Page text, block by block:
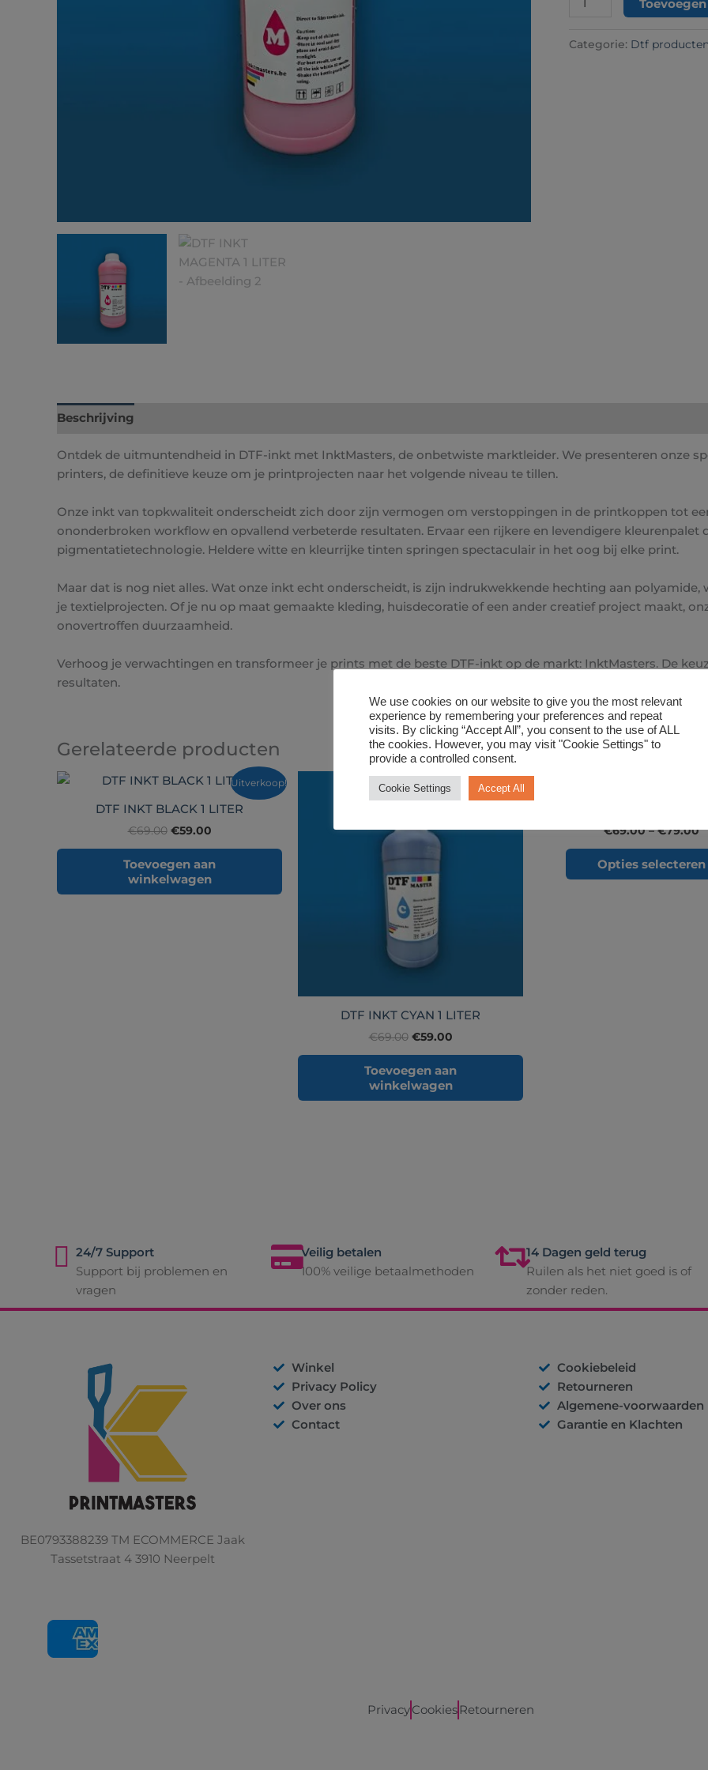
Categorie: Dtf producten
Beschrijving
Ontdek de uitmuntendheid in DTF-inkt met InktMasters, de onbetwiste marktleider. We presenteren onze
printers, de definitieve keuze om je printprojecten naar het volgende niveau te tillen.
Onze inkt van topkwaliteit onderscheidt zich door zijn vermogen om verstoppingen in de printkoppen tot
ononderbroken workflow en opvallend verbeterde resultaten. Ervaar een rijkere en levendigere kleurenpalet
pigmentatietechnologie. Heldere witte en kleurrijke tinten springen spectaculair in het oog bij elke print.
Maar dat is nog niet alles. Wat onze inkt echt onderscheidt, is zijn indrukwekkende hechting aan
je textielprojecten. Of je nu op maat gemaakte kleding, huisdecoratie of een ander creatief project maakt,
onovertroffen duurzaamheid.
Verhoog je verwachtingen en transformeer je prints met de beste DTF-inkt op de markt: InktMasters. De
resultaten.
Gerelateerde producten
Uitverkoop!
DTF INKT BLACK 1 LITER
€69.00
Oorspronkelijke
was:
€69.00.
€59.00
Huidige
prijs
is:
€59.00.
Toevoegen aan
winkelwagen
Uitverkoop!
DTF INKT CYAN 1 LITER
€69.00
Oorspronkelijke
prijs
was:
€59.00
Huidige
is:
Toevoegen aan
winkelwagen
€69.00 – €79.00
Opties selecteren
24/7 Support
Support bij problemen en
vragen
Veilig betalen
100% veilige betaalmethoden
14 Dagen geld terug
Ruilen als het niet goed is of
zonder reden.
BE0793388239 TM ECOMMERCE Jaak
Tassetstraat 4 3910 Neerpelt
Winkel
Privacy Policy
Over ons
Contact
Cookiebeleid
Retourneren
Algemene-voorwaarden
Garantie en Klachten
PrivacyCookiesRetourneren
We use cookies on our website to give you the most relevant
experience by remembering your preferences and repeat
visits. By clicking “Accept All”, you consent to the use of ALL
the cookies. However, you may visit "Cookie Settings" to
provide a controlled consent.
Cookie Settings Accept All